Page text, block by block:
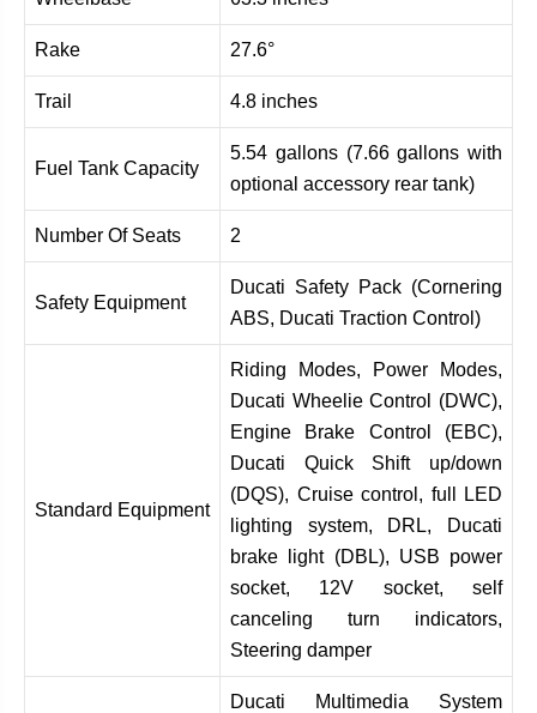
Rake 27.6°
Trail 4.8 inches
Fuel Tank Capacity
5.54 gallons (7.66 gallons with
optional accessory rear tank)
Number Of Seats 2
Safety Equipment
Ducati Safety Pack (Cornering
ABS, Ducati Traction Control)
Standard Equipment
Riding Modes, Power Modes,
Ducati Wheelie Control (DWC),
Engine Brake Control (EBC),
Ducati Quick Shift up/down
(DQS), Cruise control, full LED
lighting system, DRL, Ducati
brake light (DBL), USB power
socket, 12V socket, self
canceling turn indicators,
Steering damper
Ducati Multimedia System